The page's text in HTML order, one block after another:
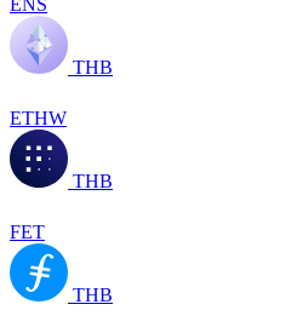
THB
ETHW
THB
FET
THB